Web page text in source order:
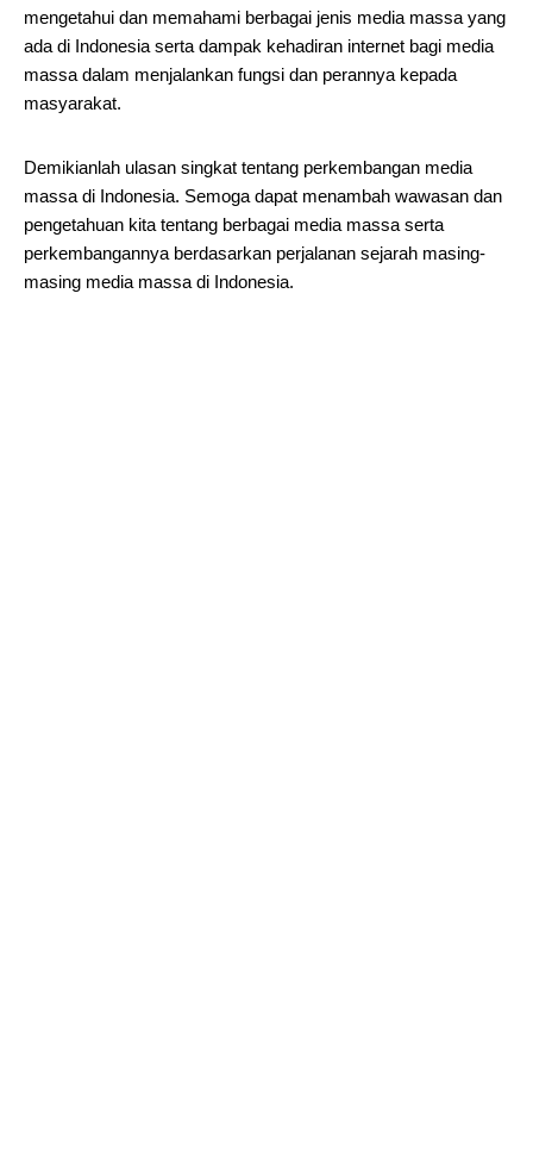
mengetahui dan memahami berbagai jenis media massa yang
ada di Indonesia serta dampak kehadiran internet bagi media
massa dalam menjalankan fungsi dan perannya kepada
masyarakat.
Demikianlah ulasan singkat tentang perkembangan media
massa di Indonesia. Semoga dapat menambah wawasan dan
pengetahuan kita tentang berbagai media massa serta
perkembangannya berdasarkan perjalanan sejarah masing-
masing media massa di Indonesia.